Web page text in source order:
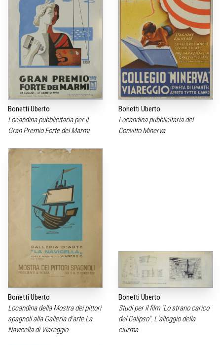
Bonetti Uberto
Locandina pubblicitaria per il
Gran Premio Forte dei Marmi
Bonetti Uberto
Locandina pubblicitaria del
Convitto Minerva
Bonetti Uberto
Locandina della Mostra dei pittori
spagnoli alla Galleria d‘arte La
Navicella di Viareggio
Bonetti Uberto
Studi per il film "Lo strano carico
del Calipso". L‘alloggio della
ciurma